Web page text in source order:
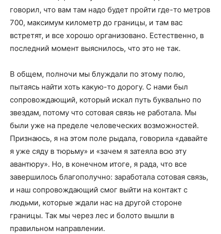
говорил, что вам там надо будет пройти где-то метров
700, максимум километр до границы, и там вас
встретят, и все хорошо организовано. Естественно, в
последний момент выяснилось, что это не так.
В общем, полночи мы блуждали по этому полю,
пытаясь найти хоть какую-то дорогу. С нами был
сопровождающий, который искал путь буквально по
звездам, потому что сотовая связь не работала. Мы
были уже на пределе человеческих возможностей.
Признаюсь, я на этом поле рыдала, говорила «давайте
я уже сяду в тюрьму» и «зачем я затеяла всю эту
авантюру». Но, в конечном итоге, я рада, что все
завершилось благополучно: заработала сотовая связь,
и наш сопровождающий смог выйти на контакт с
людьми, которые ждали нас на другой стороне
границы. Так мы через лес и болото вышли в
правильном направлении.